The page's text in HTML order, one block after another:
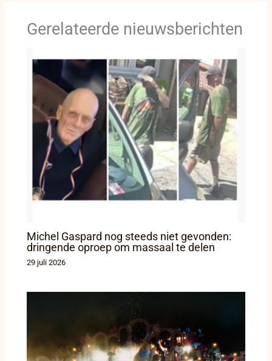
Gerelateerde nieuwsberichten
Michel Gaspard nog steeds niet gevonden:
dringende oproep om massaal te delen
29 juli 2026